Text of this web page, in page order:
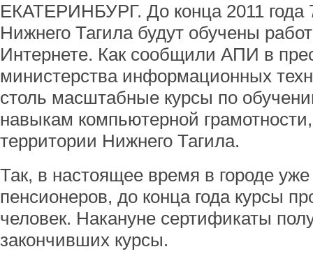
ЕКАТЕРИНБУРГ. До конца 2011 года
Нижнего Тагила будут обучены
Интернете. Как сообщили АПИ в
министерства информационных
столь масштабные курсы по
навыкам компьютерной
территории Нижнего Тагила.
Так, в настоящее время в городе
пенсионеров, до конца года курсы
человек. Накануне сертификаты
закончивших курсы.